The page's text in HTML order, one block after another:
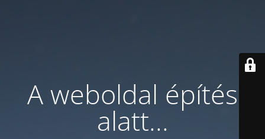
A weboldal építés
alatt...